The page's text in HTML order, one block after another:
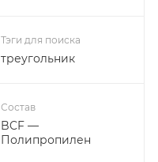
Тэги для поиска
треугольник
Состав
BCF —
Полипропилен